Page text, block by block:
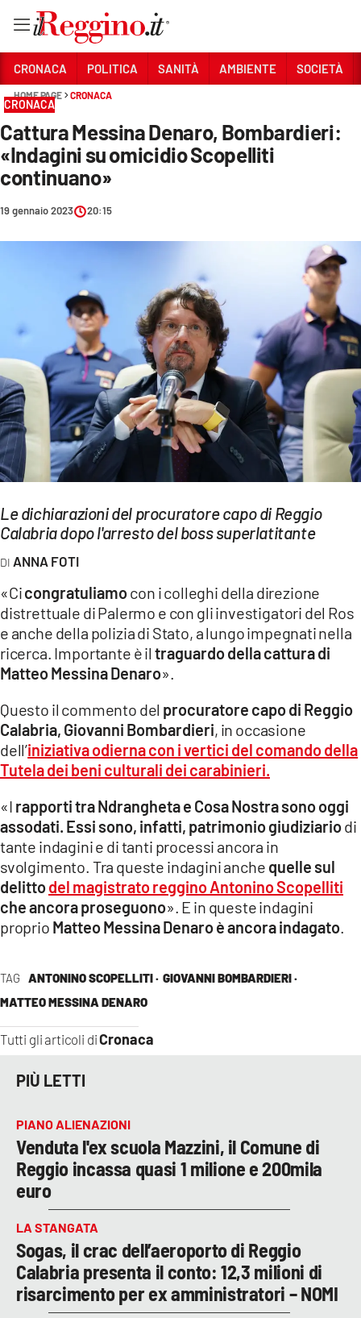
Sezioni
CRONACA
POLITICA
SANITÀ
AMBIENTE
CULTURA
ECONOMIA E LAVORO
EVENTI
SPORT
Streaming
LAC NETWORK
LAC ONAIR
Network
LACPLAY.IT
LACTV.IT
LACONAIR.IT
LACITYMAG.IT
COSENZACHANNEL.IT
ILVIBONESE.IT
CATANZAROCHANNEL.IT
LACAPITALENEWS.IT
ANDROID
APPLE
CRONACA POLITICA SANITÀ AMBIENTE SOCIETÀ
HOME PAGE CRONACA
CRONACA
Cattura Messina Denaro, Bombardieri:
«Indagini su omicidio Scopelliti
continuano»
19 gennaio 2023 20:15
Le dichiarazioni del procuratore capo di Reggio
Calabria dopo l'arresto del boss superlatitante
ANNA FOTI
TAG ANTONINO SCOPELLITI · GIOVANNI BOMBARDIERI ·
MATTEO MESSINA DENARO
Tutti gli articoli diCronaca
«Cicongratuliamocon i colleghi della direzione
distrettuale di Palermo e con gli investigatori del Ros
e anche della polizia di Stato, a lungo impegnati nella
ricerca. Importante è il traguardo della cattura di
Matteo Messina Denaro».
Questo il commento del procuratore capo di Reggio
Calabria, Giovanni Bombardieri, in occasione
dell’iniziativa odierna con i vertici del comando della
Tutela dei beni culturali dei carabinieri.
«I rapporti tra Ndrangheta e Cosa Nostra sono oggi
assodati. Essi sono, infatti, patrimonio giudiziariodi
tante indagini e di tanti processi ancora in
svolgimento. Tra queste indagini anche quelle sul
delittodel magistrato reggino Antonino Scopelliti
che ancora proseguono». E in queste indagini
proprio Matteo Messina Denaro è ancora indagato.
PIÙ LETTI
PIANO ALIENAZIONI
Venduta l'ex scuola Mazzini, il Comune di
Reggio incassa quasi 1 milione e 200mila
euro
LA STANGATA
Sogas, il crac dell’aeroporto di Reggio
Calabria presenta il conto: 12,3 milioni di
risarcimento per ex amministratori – NOMI